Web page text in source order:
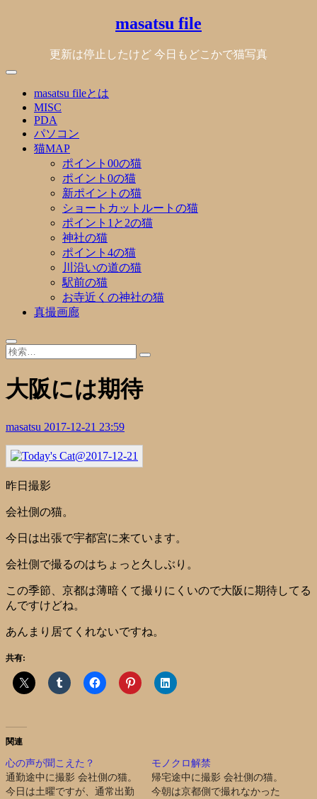
masatsu file
更新は停止したけど 今日もどこかで猫写真
masatsu fileとは
MISC
PDA
パソコン
猫MAP
ポイント00の猫
ポイント0の猫
新ポイントの猫
ショートカットルートの猫
ポイント1と2の猫
神社の猫
ポイント4の猫
川沿いの道の猫
駅前の猫
お寺近くの神社の猫
真撮画廊
大阪には期待
masatsu 2017-12-21 23:59
昨日撮影
会社側の猫。
今日は出張で宇都宮に来ています。
会社側で撮るのはちょっと久しぶり。
この季節、京都は薄暗くて撮りにくいので大阪に期待してる
んですけどね。
あんまり居てくれないですね。
共有:
関連
心の声が聞こえた？
通勤途中に撮影 会社側の猫。
今日は土曜ですが、通常出勤
モノクロ解禁
帰宅途中に撮影 会社側の猫。
今朝は京都側で撮れなかった